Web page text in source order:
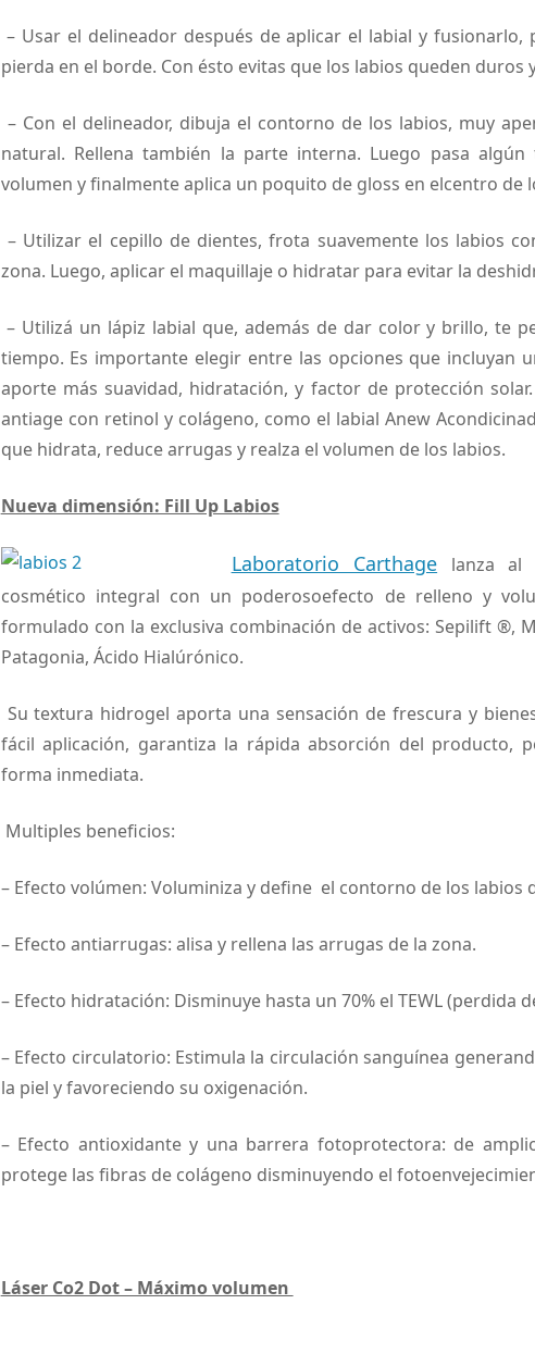
– Usar el delineador después de aplicar el labial y fusionarlo,
pierda en el borde. Con ésto evitas que los labios queden duros
– Con el delineador, dibuja el contorno de los labios, muy
natural. Rellena también la parte interna. Luego pasa
volumen y finalmente aplica un poquito de gloss en elcentro de
– Utilizar el cepillo de dientes, frota suavemente los labios
zona. Luego, aplicar el maquillaje o hidratar para evitar la
– Utilizá un lápiz labial que, además de dar color y brillo, te
tiempo. Es importante elegir entre las opciones que incluyan
aporte más suavidad, hidratación, y factor de protección
antiage con retinol y colágeno, como el labial Anew
que hidrata, reduce arrugas y realza el volumen de los labios.
Nueva dimensión: Fill Up Labios
Laboratorio Carthage lanza al
cosmético integral con un poderosoefecto de relleno y
formulado con la exclusiva combinación de activos: Sepilift ®,
Patagonia, Ácido Hialúrónico.
Su textura hidrogel aporta una sensación de frescura y
fácil aplicación, garantiza la rápida absorción del producto,
forma inmediata.
Multiples beneficios:
– Efecto volúmen: Voluminiza y define el contorno de los labios
– Efecto antiarrugas: alisa y rellena las arrugas de la zona.
– Efecto hidratación: Disminuye hasta un 70% el TEWL (perdida
– Efecto circulatorio: Estimula la circulación sanguínea
la piel y favoreciendo su oxigenación.
– Efecto antioxidante y una barrera fotoprotectora: de
protege las fibras de colágeno disminuyendo el
Láser Co2 Dot – Máximo volumen